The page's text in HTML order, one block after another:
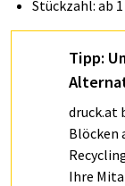
Stückzahl: ab
Tipp:
druck.at
Blöcken
Ihre